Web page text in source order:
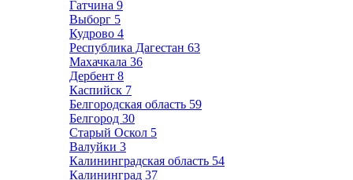
Гатчина 9
Выборг 5
Кудрово 4
Республика Дагестан 63
Махачкала 36
Дербент 8
Каспийск 7
Белгородская область 59
Белгород 30
Старый Оскол 5
Валуйки 3
Калининградская область 54
Калининград 37